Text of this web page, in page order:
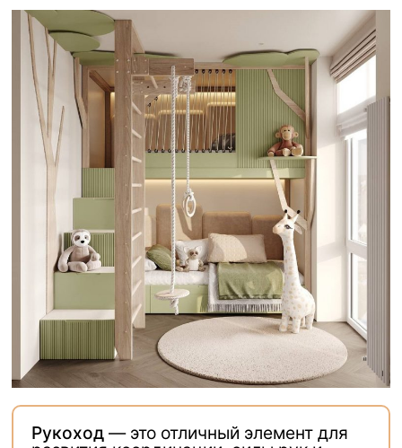
Рукоход — это отличный элемент для